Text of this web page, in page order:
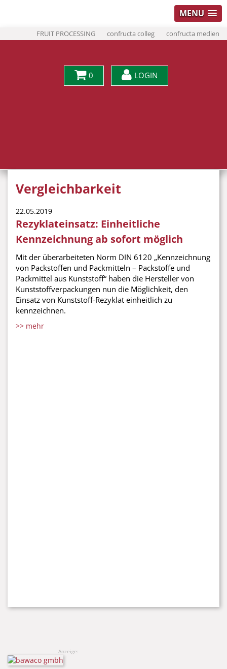
MENU
FRUIT PROCESSING confructa colleg confructa medien
0 LOGIN
Vergleichbarkeit
22.05.2019
Rezyklateinsatz: Einheitliche
Kennzeichnung ab sofort möglich
Mit der überarbeiteten Norm DIN 6120 „Kennzeichnung
von Packstoffen und Packmitteln – Packstoffe und
Packmittel aus Kunststoff“ haben die Hersteller von
Kunststoffverpackungen nun die Möglichkeit, den
Einsatz von Kunststoff-Rezyklat einheitlich zu
kennzeichnen.
>> mehr
Anzeige: